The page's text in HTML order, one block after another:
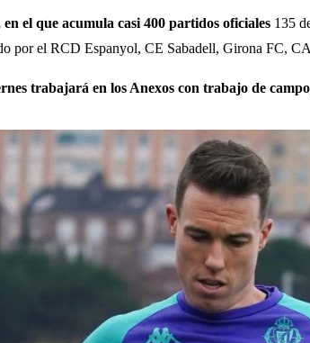
el que acumula casi 400 partidos oficiales 135
por el RCD Espanyol, CE Sabadell, Girona FC,
trabajará en los Anexos con trabajo de